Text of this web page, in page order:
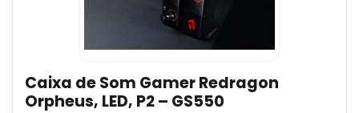
Caixa de Som Gamer Redragon
Orpheus, LED, P2 – GS550